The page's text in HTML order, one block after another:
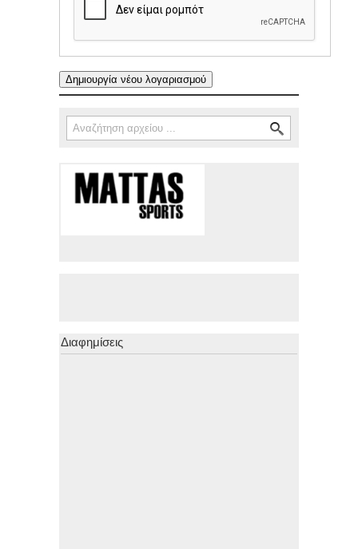
Φόρμα αναζήτησης
Αναζήτηση
Διαφημίσεις